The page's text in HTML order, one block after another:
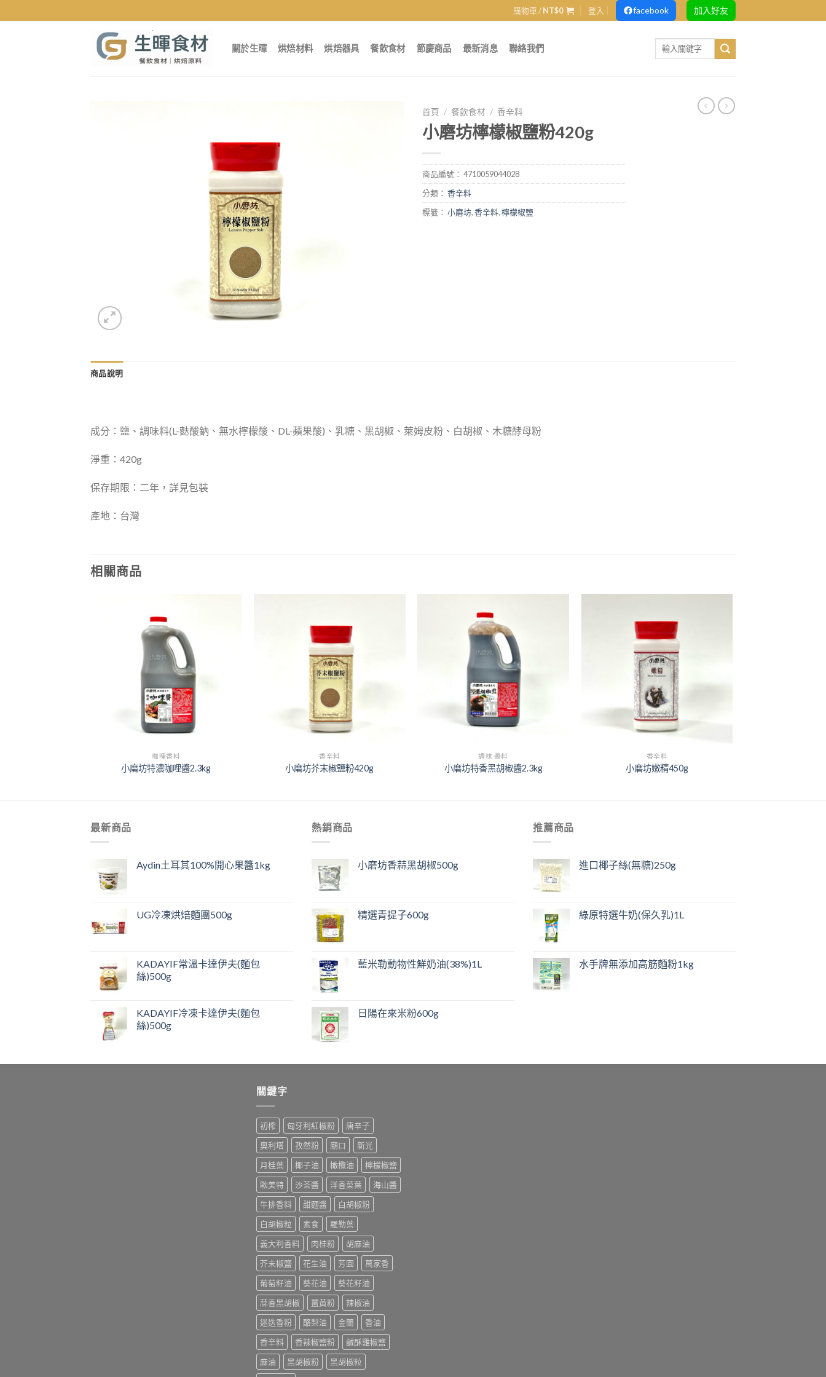
to
購物車 /NT$0 登入 facebook 加入好友
關於生暉 烘焙材料 烘焙器具 餐飲食材 節慶商品 最新消息 聯絡我們
Search
for:
首頁 / 餐飲食材 / 香辛料
小磨坊檸檬椒鹽粉420g
商品編號： 4710059044028
分類： 香辛料
標籤： 小磨坊,香辛料,檸檬椒鹽
商品說明
成分：鹽、調味料(L-麩酸鈉、無水檸檬酸、DL-蘋果酸)、乳糖、黑胡椒、萊姆皮粉、白胡椒、木糖酵母粉
淨重：420g
保存期限：二年，詳見包裝
產地：台灣
相關商品
咖哩香料
小磨坊特濃咖哩醬2.3kg
香辛料
小磨坊芥末椒鹽粉420g
調味 醬料
小磨坊特香黑胡椒醬2.3kg
香辛料
小磨坊嫩精450g
最新商品
Aydin土耳其100%開心果醬1kg
UG冷凍烘焙麵團500g
KADAYIF常溫卡達伊夫(麵包
絲)500g
KADAYIF冷凍卡達伊夫(麵包
絲)500g
熱銷商品
小磨坊香蒜黑胡椒500g
精選青提子600g
藍米勒動物性鮮奶油(38%)1L
日陽在來米粉600g
推薦商品
進口椰子絲(無糖)250g
綠原特選牛奶(保久乳)1L
水手牌無添加高筋麵粉1kg
關鍵字
初榨 匈牙利紅椒粉
唐辛子
奧利塔
孜然粉 廟口
新光
月桂葉
椰子油 橄欖油
檸檬椒鹽
歐美特
沙茶醬 洋香菜葉
海山醬
牛排香料
甜麵醬
白胡椒粉
白胡椒粒
素食
羅勒葉
義大利香料
肉桂粉
胡麻油
芥末椒鹽
花生油 芳園
萬家香
葡萄籽油
葵花油
葵花籽油
蒜香黑胡椒
薑黃粉
辣椒油
迷迭香粉
酪梨油 金蘭
香油
香辛料
香辣椒鹽粉
鹹酥雞椒鹽
麻油
黑胡椒粉
黑胡椒粒